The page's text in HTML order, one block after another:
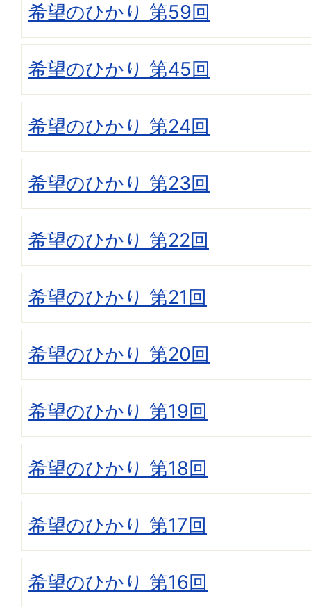
希望のひかり 第59回
希望のひかり 第45回
希望のひかり 第24回
希望のひかり 第23回
希望のひかり 第22回
希望のひかり 第21回
希望のひかり 第20回
希望のひかり 第19回
希望のひかり 第18回
希望のひかり 第17回
希望のひかり 第16回